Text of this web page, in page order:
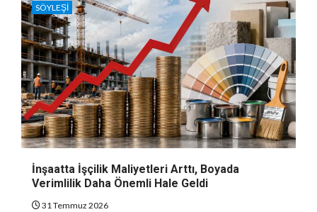
SÖYLEŞI
İnşaatta İşçilik Maliyetleri Arttı, Boyada
Verimlilik Daha Önemli Hale Geldi
31 Temmuz 2026